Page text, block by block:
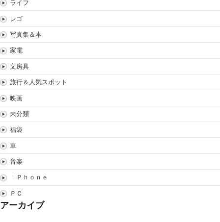
ライフ
レゴ
写真集＆本
家電
文房具
旅行＆人気スポット
映画
未分類
福袋
車
音楽
ｉＰｈｏｎｅ
ＰＣ
アーカイブ